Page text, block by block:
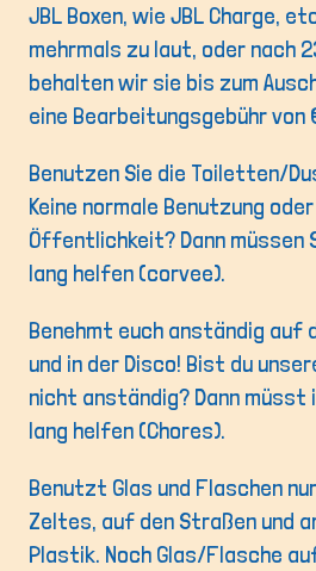
JBL Boxen, wie JBL Charge,
mehrmals zu laut, oder nach
behalten wir sie bis zum
eine Bearbeitungsgebühr von
Benutzen Sie die Toiletten/
Keine normale Benutzung
Öffentlichkeit? Dann müssen
lang helfen (corvee).
Benehmt euch anständig auf
und in der Disco! Bist du
nicht anständig? Dann müsst
lang helfen (Chores).
Benutzt Glas und Flaschen
Zeltes, auf den Straßen und
Plastik. Noch Glas/Flasche